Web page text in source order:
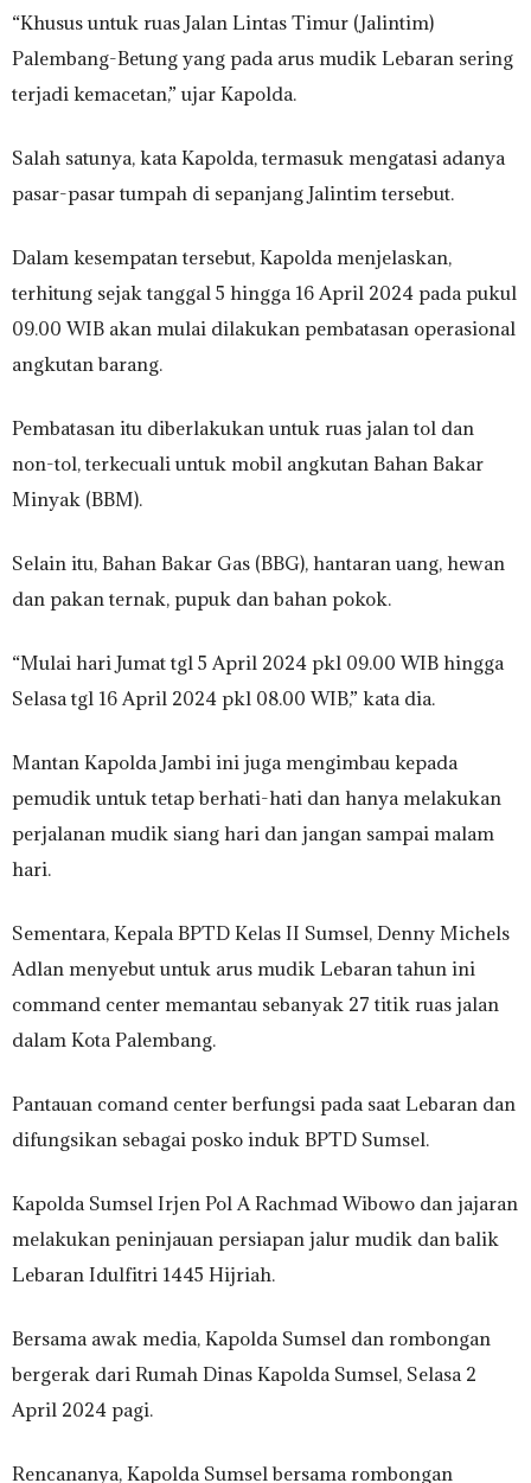
“Khusus untuk ruas Jalan Lintas Timur (Jalintim)
Palembang-Betung yang pada arus mudik Lebaran sering
terjadi kemacetan,” ujar Kapolda.
Salah satunya, kata Kapolda, termasuk mengatasi adanya
pasar-pasar tumpah di sepanjang Jalintim tersebut.
Dalam kesempatan tersebut, Kapolda menjelaskan,
terhitung sejak tanggal 5 hingga 16 April 2024 pada pukul
09.00 WIB akan mulai dilakukan pembatasan operasional
angkutan barang.
Pembatasan itu diberlakukan untuk ruas jalan tol dan
non-tol, terkecuali untuk mobil angkutan Bahan Bakar
Minyak (BBM).
Selain itu, Bahan Bakar Gas (BBG), hantaran uang, hewan
dan pakan ternak, pupuk dan bahan pokok.
“Mulai hari Jumat tgl 5 April 2024 pkl 09.00 WIB hingga
Selasa tgl 16 April 2024 pkl 08.00 WIB,” kata dia.
Mantan Kapolda Jambi ini juga mengimbau kepada
pemudik untuk tetap berhati-hati dan hanya melakukan
perjalanan mudik siang hari dan jangan sampai malam
hari.
Sementara, Kepala BPTD Kelas II Sumsel, Denny Michels
Adlan menyebut untuk arus mudik Lebaran tahun ini
command center memantau sebanyak 27 titik ruas jalan
dalam Kota Palembang.
Pantauan comand center berfungsi pada saat Lebaran dan
difungsikan sebagai posko induk BPTD Sumsel.
Kapolda Sumsel Irjen Pol A Rachmad Wibowo dan jajaran
melakukan peninjauan persiapan jalur mudik dan balik
Lebaran Idulfitri 1445 Hijriah.
Bersama awak media, Kapolda Sumsel dan rombongan
bergerak dari Rumah Dinas Kapolda Sumsel, Selasa 2
April 2024 pagi.
Rencananya, Kapolda Sumsel bersama rombongan